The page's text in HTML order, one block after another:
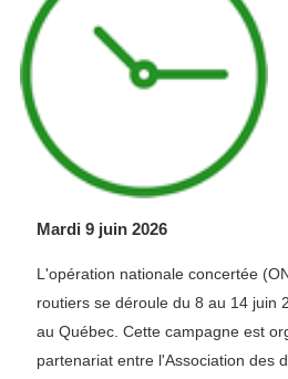
Mardi 9 juin 2026
L'opération nationale concertée
routiers se déroule du 8 au 14 juin
au Québec. Cette campagne est
partenariat entre l'Association des